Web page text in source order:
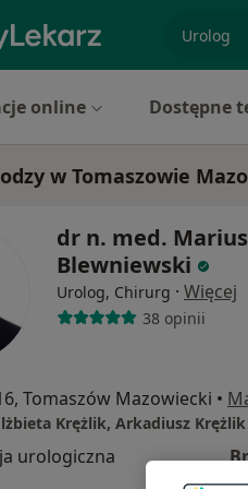
online Dostępne
w Tomaszowie
dr n. med.
Blewniewski
Urolog, Chirurg · Więcej
38 opinii
Tomaszów Mazowiecki •
Krężlik, Arkadiusz Krężlik
urologiczna